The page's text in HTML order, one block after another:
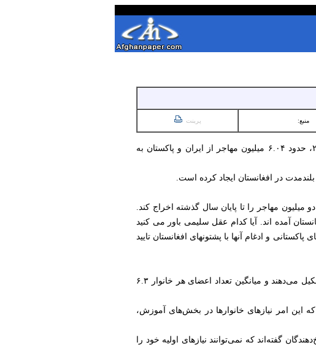
منبع: پرینت
سازمان بین‌المللی مهاجرت در گزارش تازه خود گفته است که از اواسط سپتامبر ۲۰۲۳ تا ۳۰ می ۲۰۲۶، حدود ۶.۰۴ میلیون مهاجر از ایران و پاکستان به
در افغانستان ایجاد کرده است.
گرفت دو میلیون مهاجر را تا پایان سال گذشته اخراج کند.
آمده اند. آیا کدام عقل سلیمی باور می کنید
و ادغام آنها با پشتونهای افغانستان تایید
در گزارش سازمان بین‌المللی مهاجرت آمده است که ۷۱ درصد بازگشت‌کنندگان را خانواده‌های مهاجر تشکیل می‌دهند و میانگین تعداد اعضای هر خانوار ۶.۳
بازگشت‌کنندگان ارزیابی‌شده زیر ۱۸ سال سن داشته‌اند که این امر نیازهای خانوارها در بخش‌های آموزش،
مهاجرت آمده است که در ارزیابی وضعیت بازگشت‌کنندگان، ۵۴ درصد پاسخ‌دهندگان گفته‌اند که نمی‌توانند نیازهای اولیه خود را